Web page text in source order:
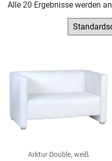
Alle 20 Ergebnisse werden
Arktur Double, weiß